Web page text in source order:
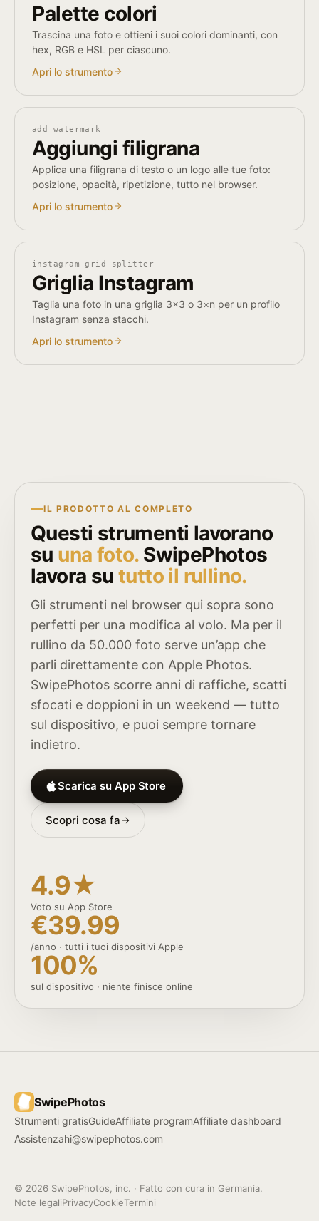
Palette colori
Trascina una foto e ottieni i suoi colori dominanti, con
hex, RGB e HSL per ciascuno.
Apri lo strumento
add watermark
Aggiungi filigrana
Applica una filigrana di testo o un logo alle tue foto:
posizione, opacità, ripetizione, tutto nel browser.
Apri lo strumento
instagram grid splitter
Griglia Instagram
Taglia una foto in una griglia 3×3 o 3×n per un profilo
Instagram senza stacchi.
Apri lo strumento
IL PRODOTTO AL COMPLETO
Questi strumenti lavorano
su una foto.SwipePhotos
lavora sututto il rullino.
Gli strumenti nel browser qui sopra sono
perfetti per una modifica al volo. Ma per il
rullino da 50.000 foto serve un’app che
parli direttamente con Apple Photos.
SwipePhotos scorre anni di raffiche, scatti
sfocati e doppioni in un weekend — tutto
sul dispositivo, e puoi sempre tornare
indietro.
Scarica su App Store
Scopri cosa fa
4.9★
Voto su App Store
€39.99
/anno · tutti i tuoi dispositivi Apple
100%
sul dispositivo · niente finisce online
SwipePhotos
Strumenti gratisGuideAffiliate programAffiliate dashboard
Assistenzahi@swipephotos.com
© 2026 SwipePhotos, inc. · Fatto con cura in Germania.
Note legaliPrivacyCookieTermini